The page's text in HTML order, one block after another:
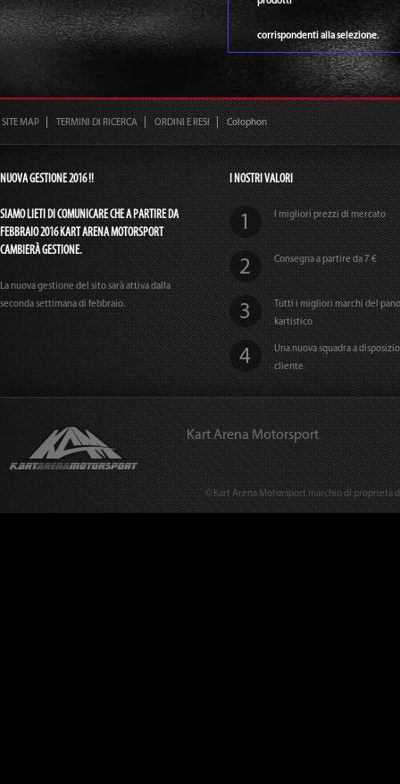
corrispondenti alla selezione.
SITE MAP TERMINI DI RICERCA ORDINI E RESI Colophon
NUOVA GESTIONE 2016 !!
SIAMO LIETI DI COMUNICARE CHE A PARTIRE DA
FEBBRAIO 2016 KART ARENA MOTORSPORT
CAMBIERÀ GESTIONE.
La nuova gestione del sito sarà attiva dalla
seconda settimana di febbraio.
I NOSTRI VALORI
I migliori prezzi di mercato
Consegna a partire da 7 €
Tutti i migliori marchi del
kartistico
Una nuova squadra a
cliente
Kart Arena Motorsport
© Kart Arena Motorsport marchio di proprietà